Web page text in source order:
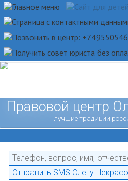
Правовой центр
лучшие традиции